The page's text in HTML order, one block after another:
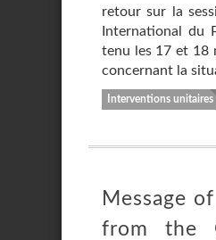
retour sur la
International du
tenu les 17 et 18
concernant la
Interventions unitaires
Message
from the